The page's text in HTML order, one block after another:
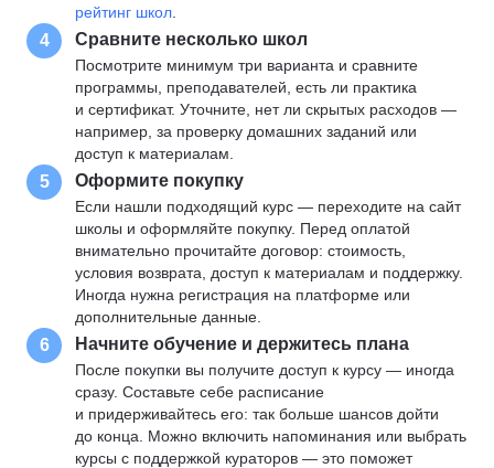
рейтинг школ
4 Сравните несколько школ
Посмотрите минимум три варианта и сравните
программы, преподавателей, есть ли практика
и сертификат. Уточните, нет ли скрытых расходов —
например, за проверку домашних заданий или
доступ к материалам.
5 Оформите покупку
Если нашли подходящий курс — переходите на сайт
школы и оформляйте покупку. Перед оплатой
внимательно прочитайте договор: стоимость,
условия возврата, доступ к материалам и поддержку.
Иногда нужна регистрация на платформе или
дополнительные данные.
6 Начните обучение и держитесь плана
После покупки вы получите доступ к курсу — иногда
сразу. Составьте себе расписание
и придерживайтесь его: так больше шансов дойти
до конца. Можно включить напоминания или выбрать
курсы с поддержкой кураторов — это поможет